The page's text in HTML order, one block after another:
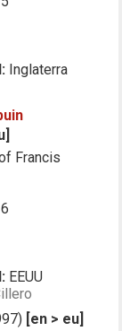
Inglaterra
Francis
EEUU
[en > eu]